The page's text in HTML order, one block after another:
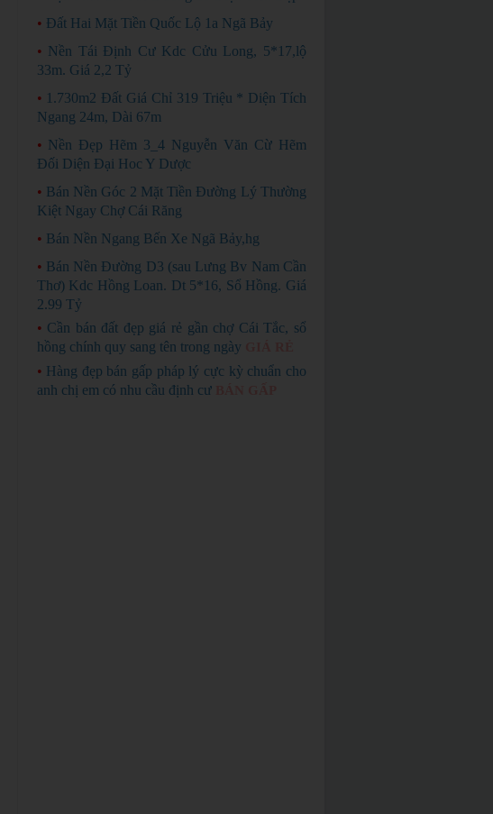
• Đất Hai Mặt Tiền Quốc Lộ 1a Ngã Bảy
• Nền Tái Định Cư Kdc Cửu Long, 5*17,lộ
33m. Giá 2,2 Tỷ
• 1.730m2 Đất Giá Chỉ 319 Triệu * Diện Tích
Ngang 24m, Dài 67m
• Nền Đẹp Hẽm 3_4 Nguyễn Văn Cừ Hẽm
Đối Diện Đại Hoc Y Dược
• Bán Nền Góc 2 Mặt Tiền Đường Lý Thường
Kiệt Ngay Chợ Cái Răng
• Bán Nền Ngang Bến Xe Ngã Bảy,hg
• Bán Nền Đường D3 (sau Lưng Bv Nam Cần
Thơ) Kdc Hồng Loan. Dt 5*16, Sổ Hồng. Giá
2.99 Tỷ
• Cần bán đất đẹp giá rẻ gần chợ Cái Tắc, sổ
hồng chính quy sang tên trong ngày
• Hàng đẹp bán gấp pháp lý cực kỳ chuẩn cho
anh chị em có nhu cầu định cư